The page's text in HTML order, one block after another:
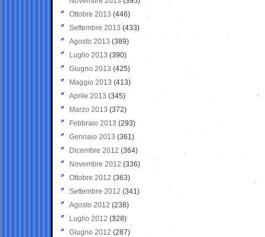
Ottobre 2013 (446)
Settembre 2013 (433)
Agosto 2013 (389)
Luglio 2013 (390)
Giugno 2013 (425)
Maggio 2013 (413)
Aprile 2013 (345)
Marzo 2013 (372)
Febbraio 2013 (293)
Gennaio 2013 (361)
Dicembre 2012 (364)
Novembre 2012 (336)
Ottobre 2012 (363)
Settembre 2012 (341)
Agosto 2012 (238)
Luglio 2012 (328)
Giugno 2012 (287)